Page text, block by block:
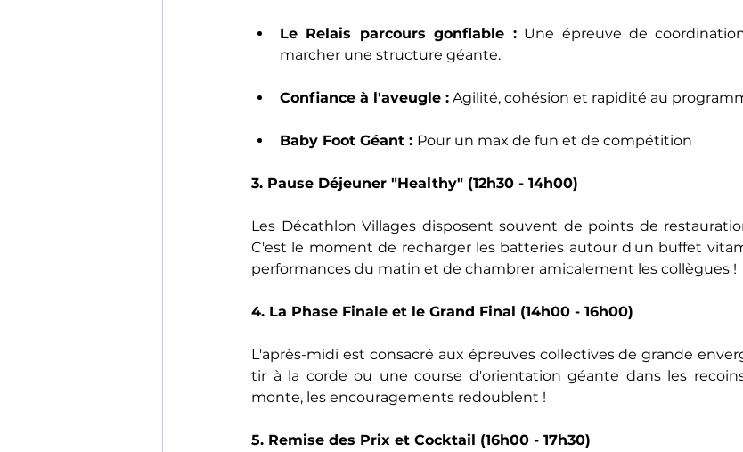
Le Relais parcours gonflable : Une épreuve de
marcher une structure géante.
Confiance à l'aveugle : Agilité, cohésion et rapidité au
Baby Foot Géant : Pour un max de fun et de compétition
3. Pause Déjeuner "Healthy" (12h30 - 14h00)
Les Décathlon Villages disposent souvent de points de
C'est le moment de recharger les batteries autour d'un buffet
performances du matin et de chambrer amicalement les collègues !
4. La Phase Finale et le Grand Final (14h00 - 16h00)
L'après-midi est consacré aux épreuves collectives de grande
tir à la corde ou une course d'orientation géante dans les
monte, les encouragements redoublent !
5. Remise des Prix et Cocktail (16h00 - 17h30)